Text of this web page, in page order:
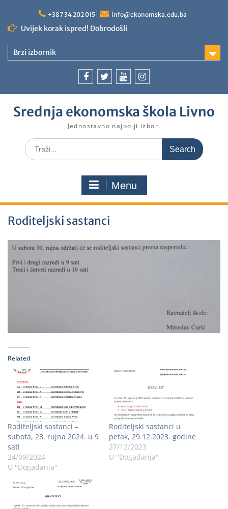
+387 34 202 015 info@ekonomska.edu.ba
Uvijek korak ispred! Dobrodošli
Brzi izbornik
Srednja ekonomska škola Livno
Jednostavno najbolji izbor.
Menu
Roditeljski sastanci
Related
Roditeljski sastanci –
subota, 28. rujna 2024. u 9
sati
24/09/2024
U "Događanja"
Roditeljski sastanci u
petak, 29.12.2023. godine
27/12/2023
U "Događanja"